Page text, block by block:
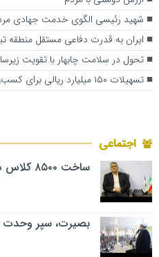
شهید رئیسی الگوی خدمت جهادی
ایران به قدرت دفاعی مستقل منطقه
تحول در سلامت چابهار با تقویت
تسهیلات ۱۵۰ میلیارد ریالی برای کسب‌وکارهای کوچک سیستان‌وبلوچستان
اجتماعی
ساخت ۸۵۰۰ کلاس درس در سیستان‌وبلوچستان
بصیرت، سپر وحدت